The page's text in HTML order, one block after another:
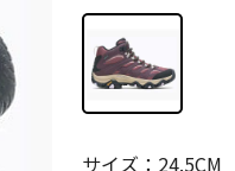
サイズ：24.5CM